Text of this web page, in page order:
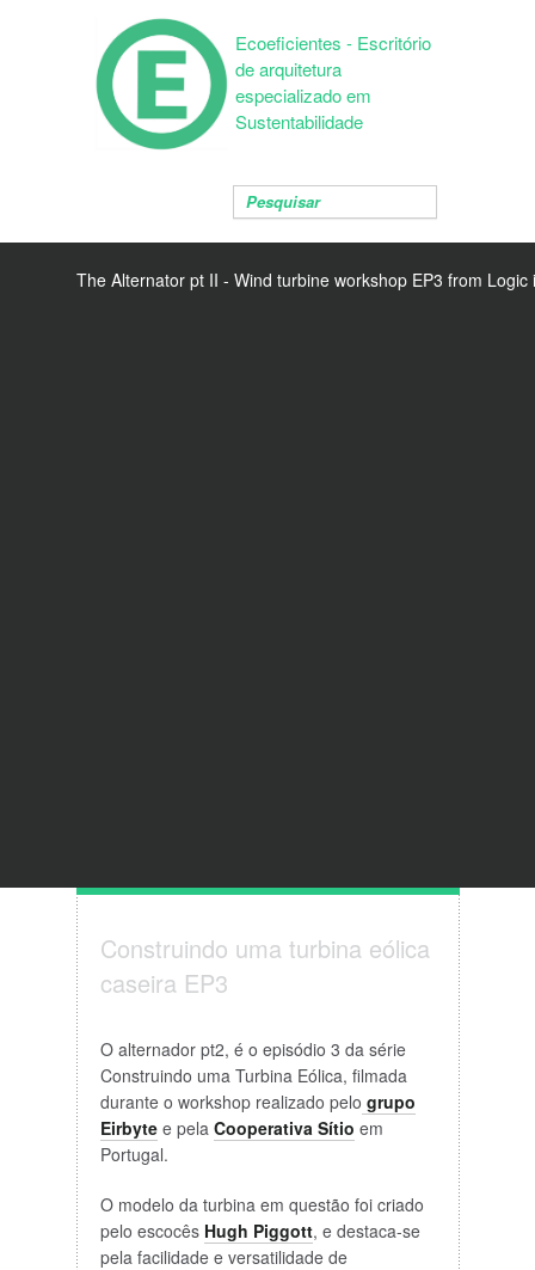
Ecoeficientes - Escritório
de arquitetura
especializado em
Sustentabilidade
The Alternator pt II - Wind turbine workshop EP3 from Logic
Construindo uma turbina eólica
caseira EP3
O alternador pt2, é o episódio 3 da série
Construindo uma Turbina Eólica, filmada
durante o workshop realizado pelo grupo
Eirbytee pela Cooperativa Sítio em
Portugal.
O modelo da turbina em questão foi criado
pelo escocês Hugh Piggott, e destaca-se
pela facilidade e versatilidade de